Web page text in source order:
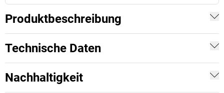
Produktbeschreibung
Technische Daten
Nachhaltigkeit